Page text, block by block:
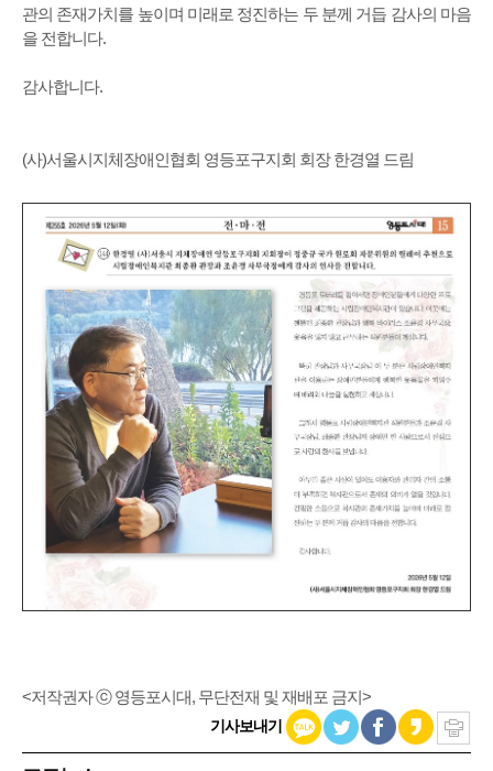
관의 존재가치를 높이며 미래로 정진하는 두 분께 거듭 감사의 마음
을 전합니다.
감사합니다.
(사)서울시지체장애인협회 영등포구지회 회장 한경열 드림
<저작권자 ⓒ 영등포시대, 무단전재 및 재배포 금지>
기사보내기